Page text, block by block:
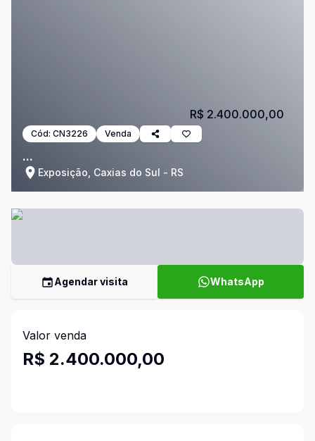
Cód: CN3226 Venda
...
Exposição, Caxias do Sul - RS
R$ 2.400.000,00
Agendar visita WhatsApp
Valor venda
R$ 2.400.000,00